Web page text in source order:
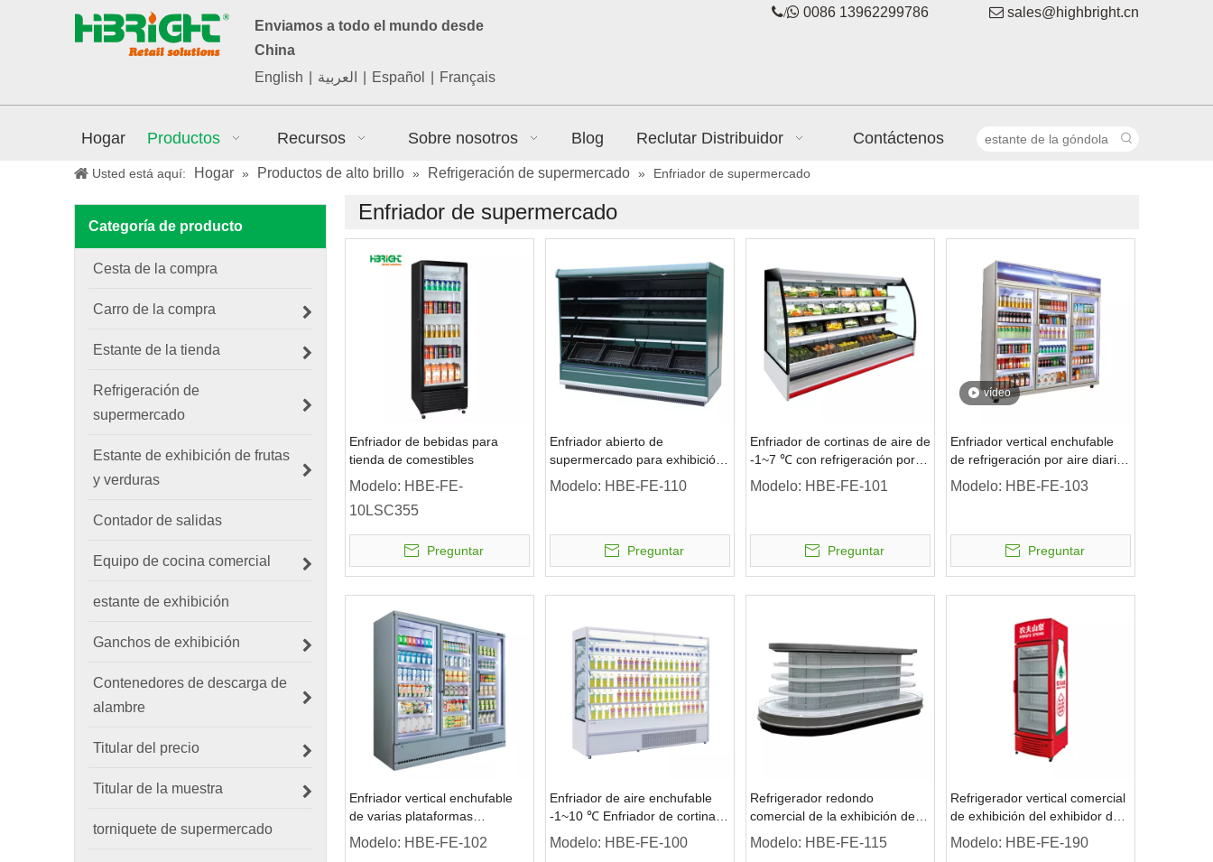
Enviamos a todo el mundo desde
China
English
العربية Español Français
/ 0086 13962299786  sales@highbright.cn
Hogar Productos Recursos Sobre nosotros Blog Reclutar Distribuidor Contáctenos
Usted está aquí: Hogar » Productos de alto brillo » Refrigeración de supermercado » Enfriador de supermercado
Categoría de producto
Cesta de la compra
Carro de la compra
Estante de la tienda
Refrigeración de
supermercado
Estante de exhibición de frutas
y verduras
Contador de salidas
Equipo de cocina comercial
estante de exhibición
Ganchos de exhibición
Contenedores de descarga de
alambre
Titular del precio
Titular de la muestra
torniquete de supermercado
Enfriador de supermercado
Enfriador de bebidas para
tienda de comestibles
Modelo: HBE-FE-
10LSC355
Preguntar
Enfriador abierto de
supermercado para exhibición
de frutas y verduras
Modelo: HBE-FE-110
Preguntar
Enfriador de cortinas de aire de
-1~7 ℃ con refrigeración por
aire diaria de varias
plataformas vertical remota sin
Modelo: HBE-FE-101
Preguntar
vídeo
Enfriador vertical enchufable
de refrigeración por aire diaria
de varias plataformas de 1 a
10 ℃ con puerta de vidrio y
Modelo: HBE-FE-103
Preguntar
Enfriador vertical enchufable
de varias plataformas
refrigerado diariamente -1~7 ℃
con puerta de vidrio
Modelo: HBE-FE-102
Enfriador de aire enchufable
-1~10 ℃ Enfriador de cortinas
de aire sin puerta
Modelo: HBE-FE-100
Refrigerador redondo
comercial de la exhibición de la
isla de Multideck del
supermercado
Modelo: HBE-FE-115
Refrigerador vertical comercial
de exhibición del exhibidor de
una sola puerta de vidrio
Modelo: HBE-FE-190